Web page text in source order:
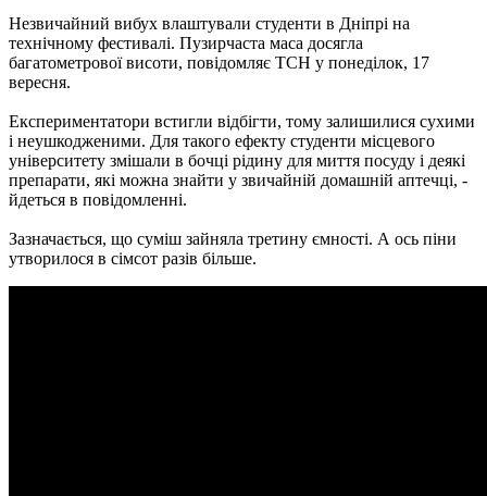
Незвичайний вибух влаштували студенти в Дніпрі на
технічному фестивалі. Пузирчаста маса досягла
багатометрової висоти, повідомляє ТСН у понеділок, 17
вересня.
Експериментатори встигли відбігти, тому залишилися сухими
і неушкодженими. Для такого ефекту студенти місцевого
університету змішали в бочці рідину для миття посуду і деякі
препарати, які можна знайти у звичайній домашній аптечці, -
йдеться в повідомленні.
Зазначається, що суміш зайняла третину ємності. А ось піни
утворилося в сімсот разів більше.